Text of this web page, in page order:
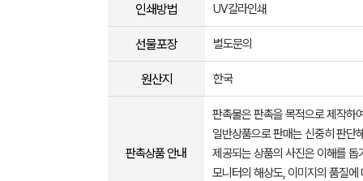
인쇄방법 UV칼라인쇄
선물포장 별도문의
원산지 한국
판촉상품 안내
판촉물은 판촉을 목적으로 제작하
일반상품으로 판매는 신중히 판단
제공되는 상품의 사진은 이해를
모니터의 해상도, 이미지의 품질